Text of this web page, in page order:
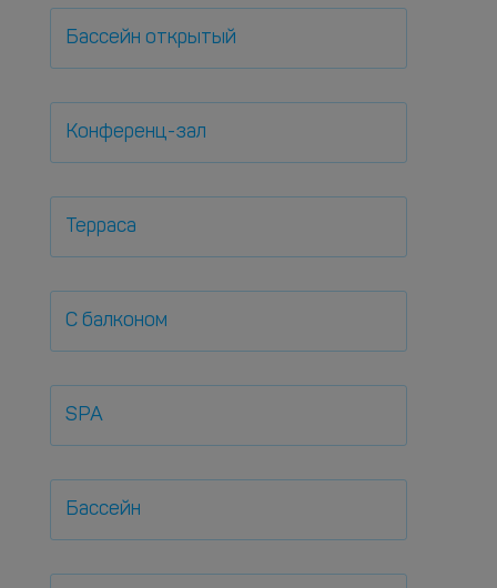
Бассейн открытый
Конференц-зал
Терраса
С балконом
SPA
Бассейн